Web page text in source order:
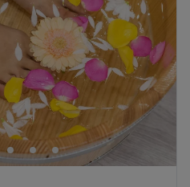
08:30–17:00
10:00– 13:00
Gesloten
schoonheidssalon waar
met als doel het bieden
die zowel
bevorderen. Bij Joka
van een breed scala aan
en lichaamsbehandelingen